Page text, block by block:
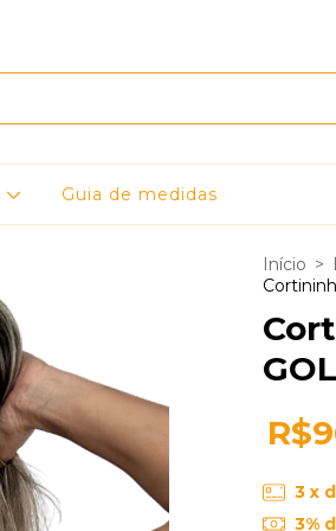
Guia de medidas
Início >
3 x
3%